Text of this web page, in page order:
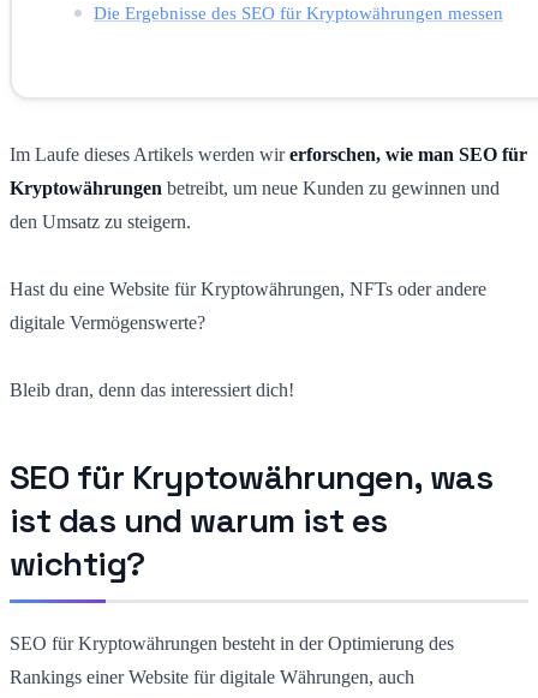
Die Ergebnisse des SEO für Kryptowährungen messen
Im Laufe dieses Artikels werden wirerforschen, wie man SEO für
Kryptowährungen betreibt, um neue Kunden zu gewinnen und
den Umsatz zu steigern.
Hast du eine Website für Kryptowährungen, NFTs oder andere
digitale Vermögenswerte?
Bleib dran, denn das interessiert dich!
SEO für Kryptowährungen, was
ist das und warum ist es
wichtig?
SEO für Kryptowährungen besteht in der Optimierung des
Rankings einer Website für digitale Währungen, auch